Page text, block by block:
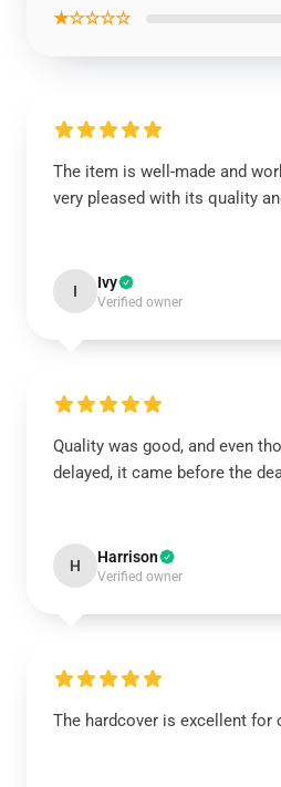
★☆☆☆☆
The item is well-made and
very pleased with its quality
I Ivy
Verified owner
Quality was good, and even
delayed, it came before the
H Harrison
Verified owner
The hardcover is excellent for